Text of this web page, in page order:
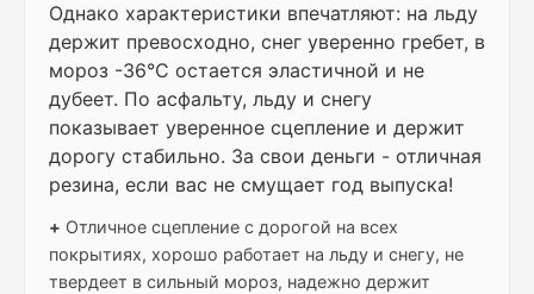
Однако характеристики впечатляют: на льду
держит превосходно, снег уверенно гребет, в
мороз -36°C остается эластичной и не
дубеет. По асфальту, льду и снегу
показывает уверенное сцепление и держит
дорогу стабильно. За свои деньги - отличная
резина, если вас не смущает год выпуска!
+ Отличное сцепление с дорогой на всех
покрытиях, хорошо работает на льду и снегу, не
твердеет в сильный мороз, надежно держит